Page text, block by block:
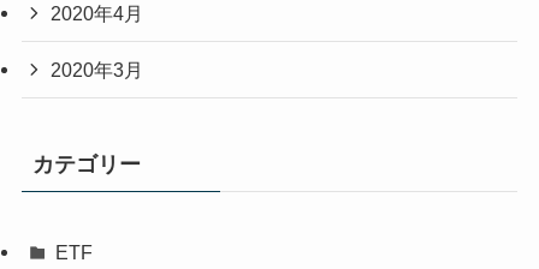
2020年4月
2020年3月
カテゴリー
ETF